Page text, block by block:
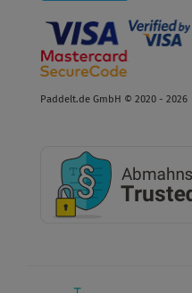
Paddelt.de GmbH © 2020 - 2026